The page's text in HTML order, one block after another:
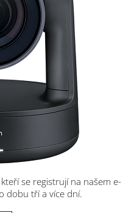
se registrují na našem e-
dobu tří a více dní.